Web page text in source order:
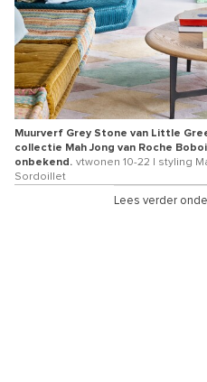
Muurverf Grey Stone van Little
collectie Mah Jong van Roche
onbekend. vtwonen 10-22 | styling
Sordoillet
Lees verder